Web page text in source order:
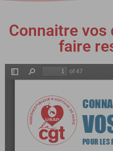
Connaitre
faire